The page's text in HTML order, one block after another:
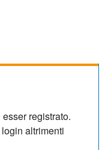
registrato.
altrimenti